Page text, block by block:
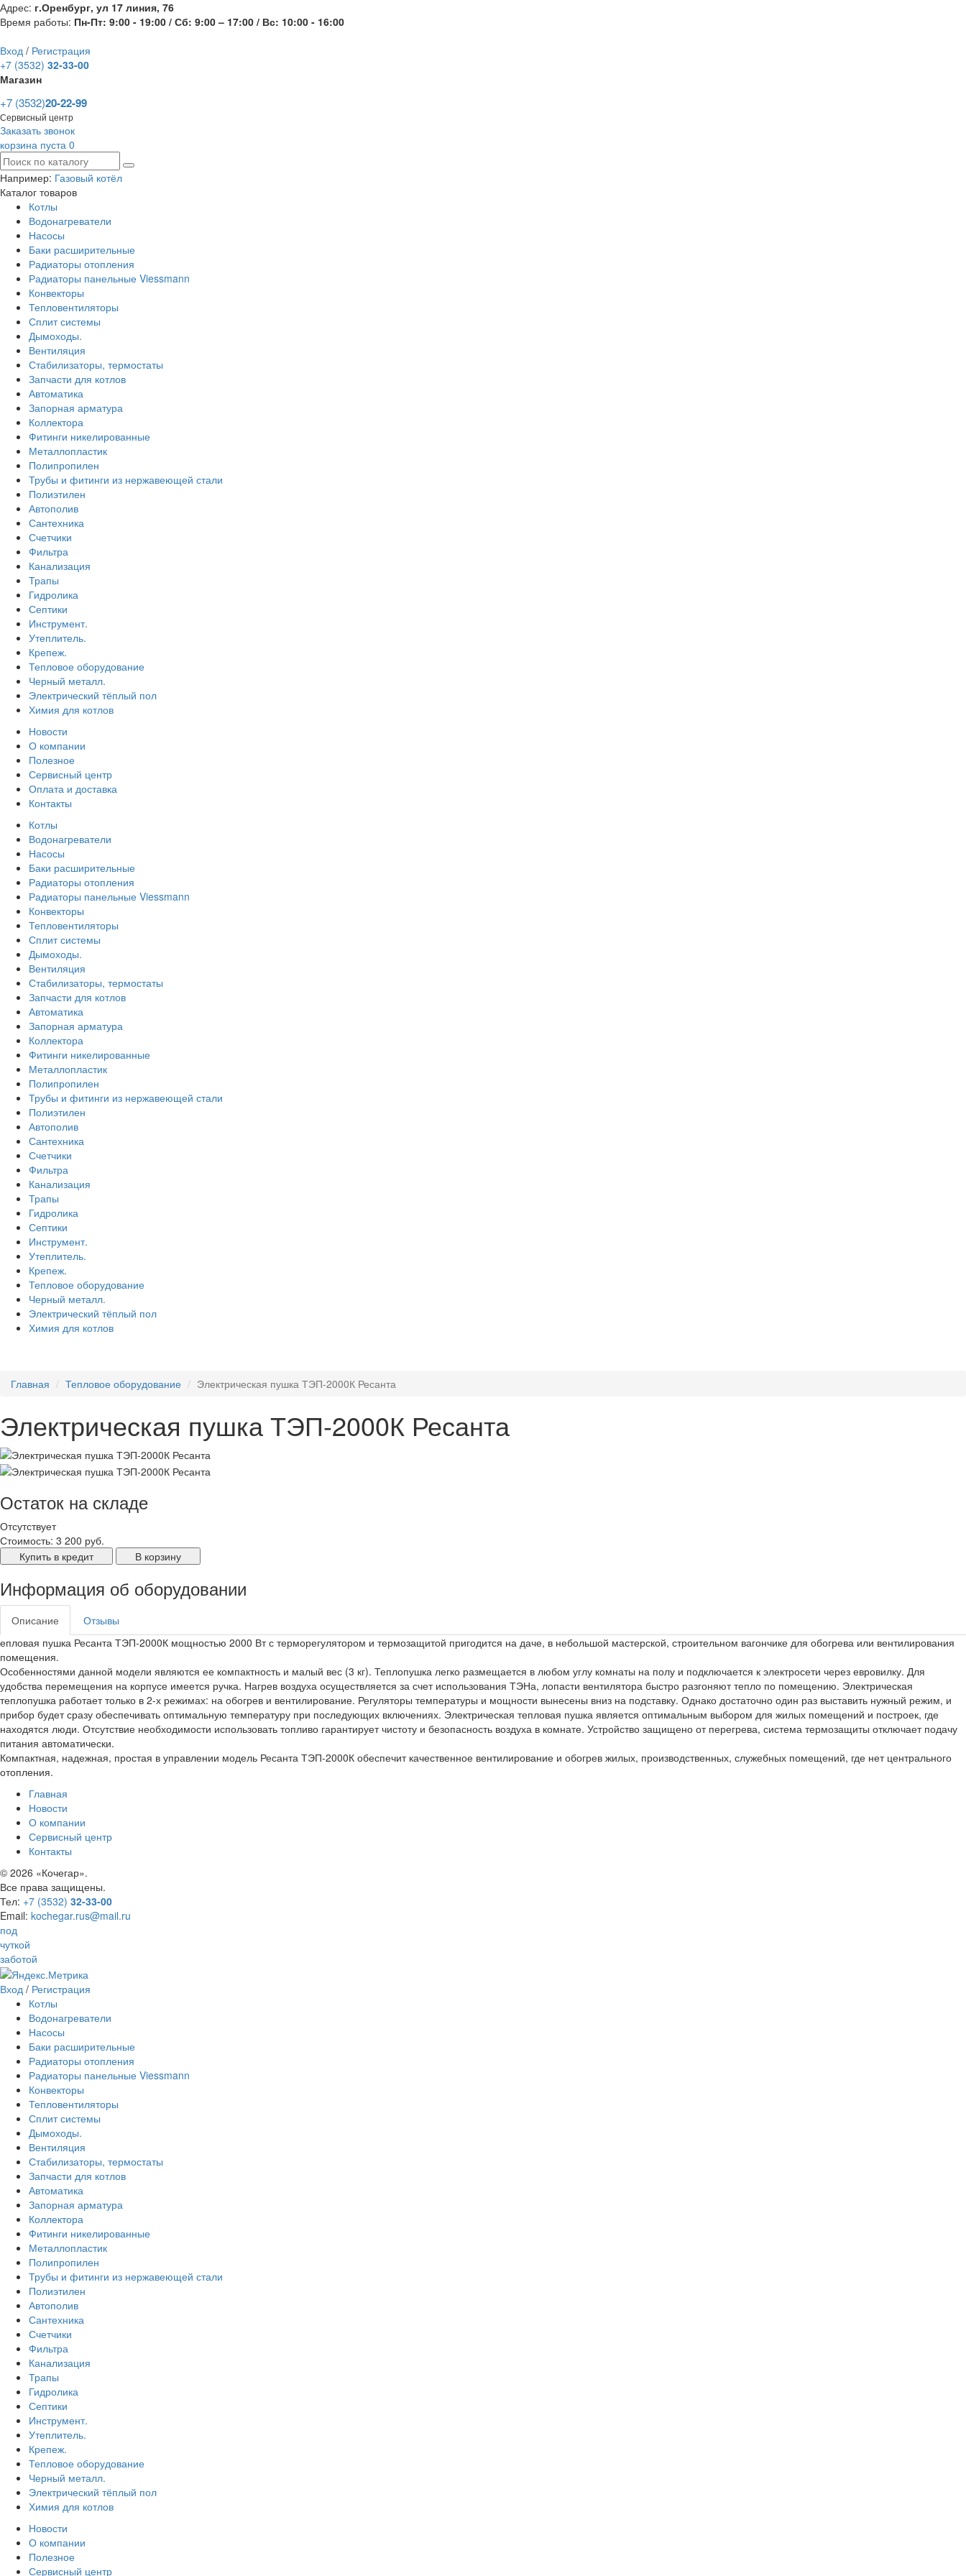
Адрес: г.Оренбург, ул 17 линия, 76
Время работы: Пн-Пт: 9:00 - 19:00 / Сб: 9:00 – 17:00 / Вс: 10:00 - 16:00
Вход / Регистрация
+7 (3532) 32-33-00
Магазин
+7 (3532)20-22-99
Сервисный центр
Заказать звонок
корзина пуста 0
Например: Газовый котёл
Каталог товаров
Котлы
Водонагреватели
Насосы
Баки расширительные
Радиаторы отопления
Радиаторы панельные Viessmann
Конвекторы
Тепловентиляторы
Сплит системы
Дымоходы.
Вентиляция
Стабилизаторы, термостаты
Запчасти для котлов
Автоматика
Запорная арматура
Коллектора
Фитинги никелированные
Металлопластик
Полипропилен
Трубы и фитинги из нержавеющей стали
Полиэтилен
Автополив
Сантехника
Счетчики
Фильтра
Канализация
Трапы
Гидролика
Септики
Инструмент.
Утеплитель.
Крепеж.
Тепловое оборудование
Черный металл.
Электрический тёплый пол
Химия для котлов
Новости
О компании
Полезное
Сервисный центр
Оплата и доставка
Контакты
Котлы
Водонагреватели
Насосы
Баки расширительные
Радиаторы отопления
Радиаторы панельные Viessmann
Конвекторы
Тепловентиляторы
Сплит системы
Дымоходы.
Вентиляция
Стабилизаторы, термостаты
Запчасти для котлов
Автоматика
Запорная арматура
Коллектора
Фитинги никелированные
Металлопластик
Полипропилен
Трубы и фитинги из нержавеющей стали
Полиэтилен
Автополив
Сантехника
Счетчики
Фильтра
Канализация
Трапы
Гидролика
Септики
Инструмент.
Утеплитель.
Крепеж.
Тепловое оборудование
Черный металл.
Электрический тёплый пол
Химия для котлов
Главная Тепловое оборудование Электрическая пушка ТЭП-2000К Ресанта
Электрическая пушка ТЭП-2000К Ресанта
Остаток на складе
Отсутствует
Стоимость: 3 200 руб.
Купить в кредит
В корзину
Информация об оборудовании
Описание
Отзывы
епловая пушка Ресанта ТЭП-2000К мощностью 2000 Вт с терморегулятором и термозащитой пригодится на даче, в небольшой мастерской, строительном вагончике для обогрева или вентилирования
помещения.
Особенностями данной модели являются ее компактность и малый вес (3 кг). Теплопушка легко размещается в любом углу комнаты на полу и подключается к электросети через евровилку. Для
удобства перемещения на корпусе имеется ручка. Нагрев воздуха осуществляется за счет использования ТЭНа, лопасти вентилятора быстро разгоняют тепло по помещению. Электрическая
теплопушка работает только в 2-х режимах: на обогрев и вентилирование. Регуляторы температуры и мощности вынесены вниз на подставку. Однако достаточно один раз выставить нужный режим, и
прибор будет сразу обеспечивать оптимальную температуру при последующих включениях. Электрическая тепловая пушка является оптимальным выбором для жилых помещений и построек, где
находятся люди. Отсутствие необходимости использовать топливо гарантирует чистоту и безопасность воздуха в комнате. Устройство защищено от перегрева, система термозащиты отключает подачу
питания автоматически.
Компактная, надежная, простая в управлении модель Ресанта ТЭП-2000К обеспечит качественное вентилирование и обогрев жилых, производственных, служебных помещений, где нет центрального
отопления.
Главная
Новости
О компании
Сервисный центр
Контакты
© 2026 «Кочегар».
Все права защищены.
Тел: +7 (3532) 32-33-00
Email: kochegar.rus@mail.ru
под
чуткой
заботой
Вход / Регистрация
Котлы
Водонагреватели
Насосы
Баки расширительные
Радиаторы отопления
Радиаторы панельные Viessmann
Конвекторы
Тепловентиляторы
Сплит системы
Дымоходы.
Вентиляция
Стабилизаторы, термостаты
Запчасти для котлов
Автоматика
Запорная арматура
Коллектора
Фитинги никелированные
Металлопластик
Полипропилен
Трубы и фитинги из нержавеющей стали
Полиэтилен
Автополив
Сантехника
Счетчики
Фильтра
Канализация
Трапы
Гидролика
Септики
Инструмент.
Утеплитель.
Крепеж.
Тепловое оборудование
Черный металл.
Электрический тёплый пол
Химия для котлов
Новости
О компании
Полезное
Сервисный центр